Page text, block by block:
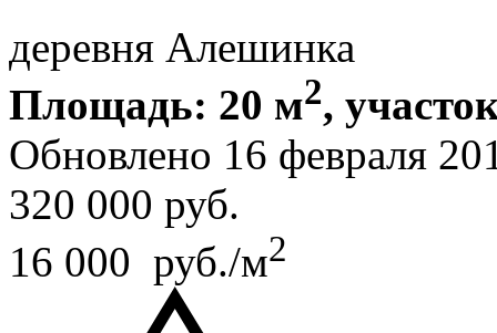
деревня Алешинка
Площадь: 20 м2,
Обновлено 16 февраля
320 000 руб.
16 000 руб./м2